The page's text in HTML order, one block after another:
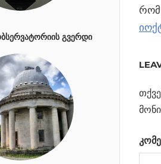
რომ
ᲒᲕᲔᲠᲓᲘ